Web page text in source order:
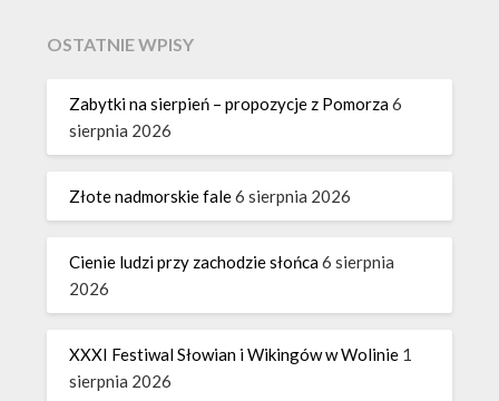
OSTATNIE WPISY
Zabytki na sierpień – propozycje z Pomorza6
sierpnia 2026
Złote nadmorskie fale6 sierpnia 2026
Cienie ludzi przy zachodzie słońca6 sierpnia
2026
XXXI Festiwal Słowian i Wikingów w Wolinie 1
sierpnia 2026